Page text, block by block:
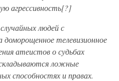
агрессивность[?]
людей с
телевизионное
атеистов о судьбах
ложные
способностях и правах.